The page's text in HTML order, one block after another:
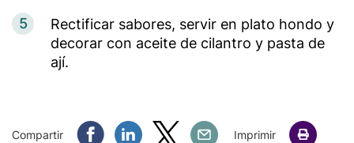
5
Rectificar sabores, servir en plato hondo y
decorar con aceite de cilantro y pasta de
ají.
Compartir Compartir Facebook
Compartir Linkedin
Compartir Twitter
Compartir Email
Imprimir